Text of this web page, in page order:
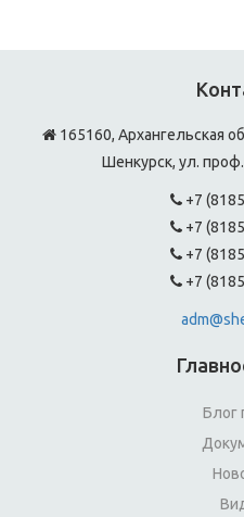
165160, Архангельская
Шенкурск, ул.
+7
+7
+7
+7
Блог